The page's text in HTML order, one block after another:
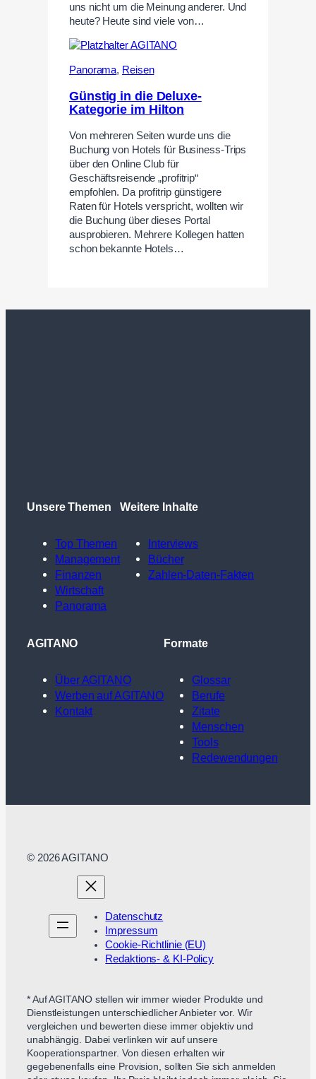
uns nicht um die Meinung anderer. Und
heute? Heute sind viele von…
Panorama, Reisen
Günstig in die Deluxe-
Kategorie im Hilton
Von mehreren Seiten wurde uns die
Buchung von Hotels für Business-Trips
über den Online Club für
Geschäftsreisende „profitrip“
empfohlen. Da profitrip günstigere
Raten für Hotels verspricht, wollten wir
die Buchung über dieses Portal
ausprobieren. Mehrere Kollegen hatten
schon bekannte Hotels…
Unsere Themen
Top Themen
Management
Finanzen
Wirtschaft
Panorama
Weitere Inhalte
Interviews
Bücher
Zahlen-Daten-Fakten
AGITANO
Über AGITANO
Werben auf AGITANO
Kontakt
Formate
Glossar
Berufe
Zitate
Menschen
Tools
Redewendungen
© 2026 AGITANO
Datenschutz
Impressum
Cookie-Richtlinie (EU)
Redaktions- & KI-Policy
* Auf AGITANO stellen wir immer wieder Produkte und
Dienstleistungen unterschiedlicher Anbieter vor. Wir
vergleichen und bewerten diese immer objektiv und
unabhängig. Dabei verlinken wir auf unsere
Kooperationspartner. Von diesen erhalten wir
gegebenenfalls eine Provision, sollten Sie sich anmelden